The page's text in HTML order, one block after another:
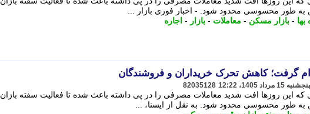
به طور محسوسی محدود شود. - اخبار فوری بازار ...
- بازار مسکن - معاملات - بازار - اجاره
گرفت؛ کاهش تحرک خریداران و فروشندگان
82035128
که این روزها افت شدید معاملات مصرفی را در پی داشته باعث شده تا فعالیت سفته بازان
به طور محسوسی محدود شود. به نقل از ایسنا، ...